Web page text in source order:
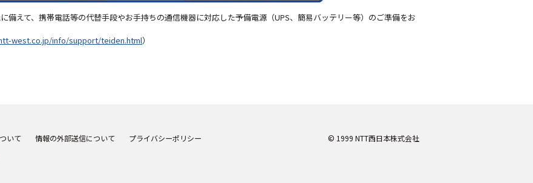
備えて、携帯電話等の代替手段やお手持ちの通信機器に対応した予備電源（UPS、簡易バッテリー等）のご準備をお
west.co.jp/info/support/teiden.html）
いて 情報の外部送信について
プライバシーポリシー
© 1999 NTT西日本株式会社